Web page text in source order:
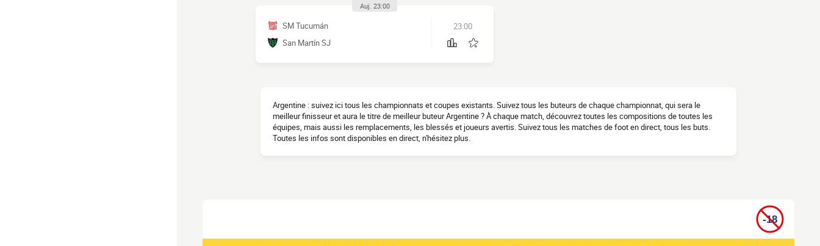
Auj. 23:00
SM Tucumán
San Martín SJ
23:00
Argentine : suivez ici tous les championnats et coupes existants. Suivez tous les buteurs de chaque championnat, qui sera le
meilleur finisseur et aura le titre de meilleur buteur Argentine ? À chaque match, découvrez toutes les compositions de toutes les
équipes, mais aussi les remplacements, les blessés et joueurs avertis. Suivez tous les matches de foot en direct, tous les buts.
Toutes les infos sont disponibles en direct, n'hésitez plus.